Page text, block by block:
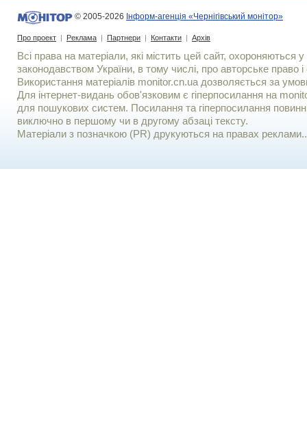
© 2005-2026 Інформ-агенція «Чернігівський монітор»
Про проект | Реклама | Партнери | Контакти | Архів
Всі права на матеріали, які містить цей сайт, охороняються у
законодавством України, в тому числі, про авторське право і
Використання матерiалiв monitor.cn.ua дозволяється за
Для iнтернет-видань обов'язковим є гiперпосилання на
для пошукових систем. Посилання та гіперпосилання
виключно в першому чи в другому абзаці тексту.
Матеріали з позначкою (PR) друкуються на правах реклами..